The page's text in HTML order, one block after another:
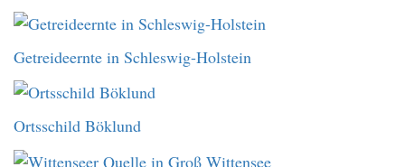
Getreideernte in Schleswig-Holstein
Ortsschild Böklund